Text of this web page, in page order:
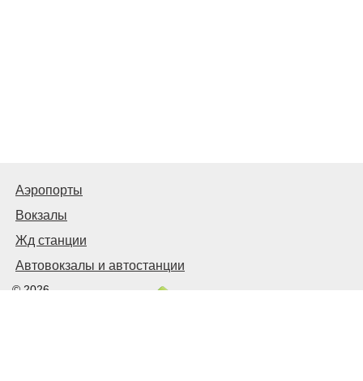
Аэропорты
Вокзалы
Жд станции
Автовокзалы и автостанции
© 2026